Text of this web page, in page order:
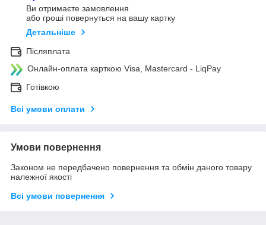
Ви отримаєте замовлення
або гроші повернуться на вашу картку
Детальніше
Післяплата
Онлайн-оплата карткою Visa, Mastercard - LiqPay
Готівкою
Всі умови оплати
Умови повернення
Законом не передбачено повернення та обмін даного товару
належної якості
Всі умови повернення